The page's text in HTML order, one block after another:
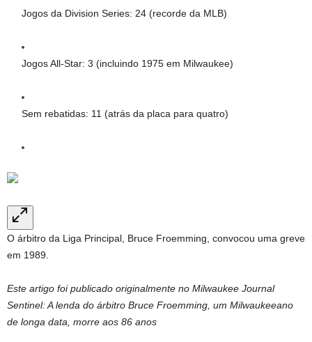
Jogos da Division Series: 24 (recorde da MLB)
Jogos All-Star: 3 (incluindo 1975 em Milwaukee)
Sem rebatidas: 11 (atrás da placa para quatro)
O árbitro da Liga Principal, Bruce Froemming, convocou uma greve
em 1989.
Este artigo foi publicado originalmente no Milwaukee Journal
Sentinel: A lenda do árbitro Bruce Froemming, um Milwaukeeano
de longa data, morre aos 86 anos